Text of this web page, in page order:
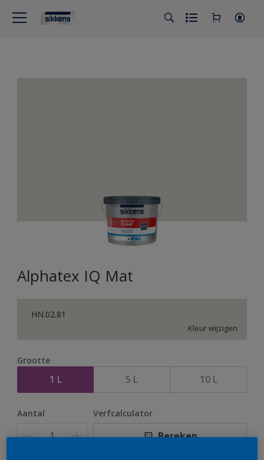
Alphatex IQ Mat
HN.02.81
Kleur wijzigen
Grootte
1 L 5 L 10 L
Aantal Verfcalculator
Bereken